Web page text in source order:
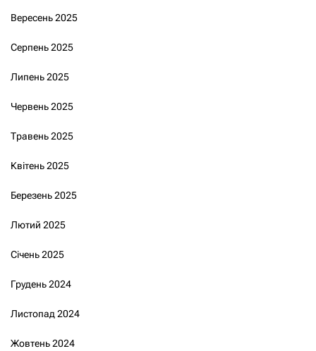
Вересень 2025
Серпень 2025
Липень 2025
Червень 2025
Травень 2025
Квітень 2025
Березень 2025
Лютий 2025
Січень 2025
Грудень 2024
Листопад 2024
Жовтень 2024